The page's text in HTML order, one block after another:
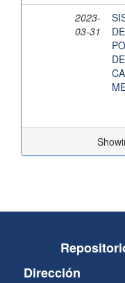
2023-
03-31
DE
Dirección